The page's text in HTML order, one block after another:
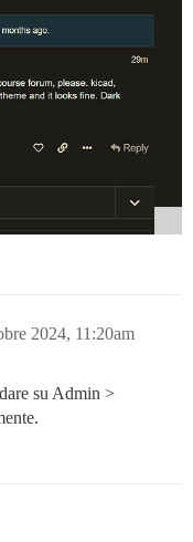
2024, 11:20am
su Admin >